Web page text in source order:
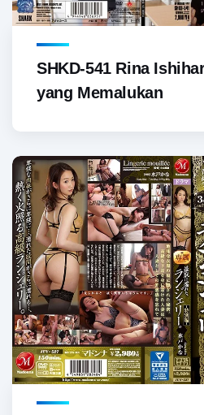
SHKD-541 Rina
yang Memalukan